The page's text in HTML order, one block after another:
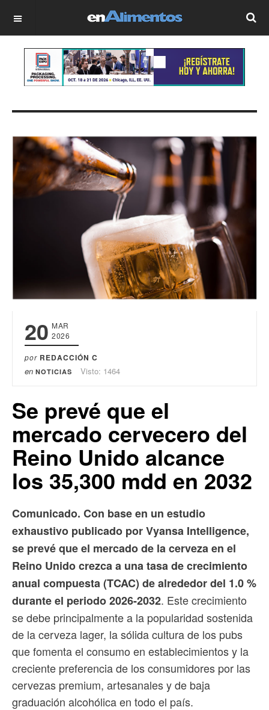
OFF CANVAS
20 MAR
2026
por REDACCIÓN C
en NOTICIAS Visto: 1464
Se prevé que el
mercado cervecero del
Reino Unido alcance
los 35,300 mdd en 2032
Comunicado. Con base en un estudio
exhaustivo publicado por Vyansa Intelligence,
se prevé que el mercado de la cerveza en el
Reino Unido crezca a una tasa de crecimiento
anual compuesta (TCAC) de alrededor del 1.0 %
durante el periodo 2026-2032. Este crecimiento
se debe principalmente a la popularidad sostenida
de la cerveza lager, la sólida cultura de los pubs
que fomenta el consumo en establecimientos y la
creciente preferencia de los consumidores por las
cervezas premium, artesanales y de baja
graduación alcohólica en todo el país.